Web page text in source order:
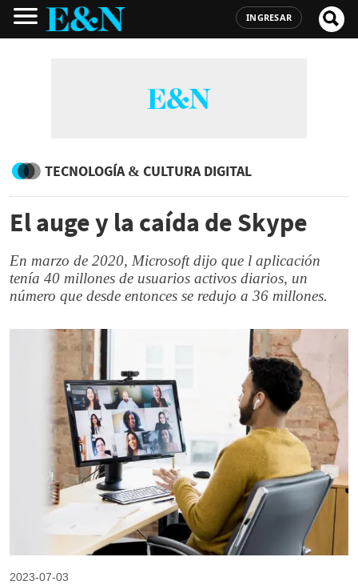
INGRESAR
TECNOLOGÍA & CULTURA DIGITAL
El auge y la caída de Skype
En marzo de 2020, Microsoft dijo que l aplicación
tenía 40 millones de usuarios activos diarios, un
número que desde entonces se redujo a 36 millones.
2023-07-03